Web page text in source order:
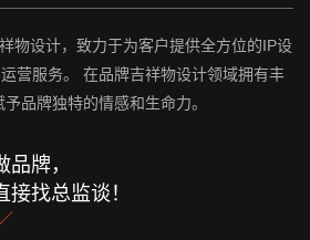
物设计，致力于为客户提供全方位的IP设
营服务。 在品牌吉祥物设计领域拥有丰
品牌独特的情感和生命力。
品牌，
接找总监谈！